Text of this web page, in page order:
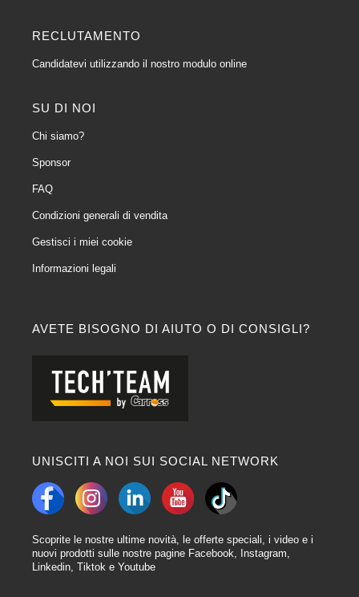
AVETE BISOGNO DI AIUTO O DI CONSIGLI?
UNISCITI A NOI SUI SOCIAL NETWORK
Scoprite le nostre ultime novità, le offerte speciali, i video e i
nuovi prodotti sulle nostre pagine Facebook, Instagram,
Linkedin, Tiktok e Youtube
RECLUTAMENTO
Candidatevi utilizzando il nostro modulo online
SU DI NOI
Chi siamo?
Sponsor
FAQ
Condizioni generali di vendita
Gestisci i miei cookie
Informazioni legali